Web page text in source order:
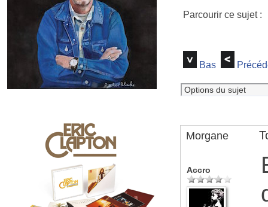
Parcourir ce sujet
Bas
Morgane
Accro